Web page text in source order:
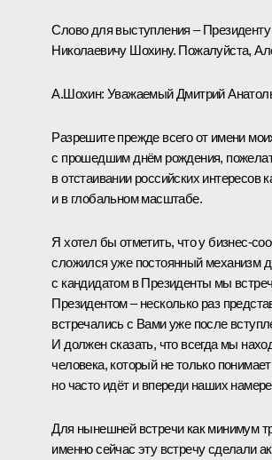
Слово для выступления –
Николаевичу Шохину. Пожалуйста,
А.Шохин: Уважаемый Дмитрий
Разрешите прежде всего от имени
с прошедшим днём рождения,
в отстаивании российских интересов
и в глобальном масштабе.
Я хотел бы отметить, что у бизнес-
сложился уже постоянный механизм
с кандидатом в Президенты мы
Президентом – несколько раз
встречались с Вами уже после
И должен сказать, что всегда мы
человека, который не только
но часто идёт и впереди наших
Для нынешней встречи как минимум
именно сейчас эту встречу сделали